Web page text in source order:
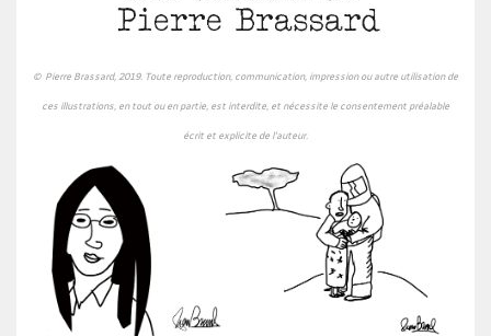
© Pierre Brassard, 2019. Toute reproduction, communication, impression ou autre utilisation de
ces illustrations, en tout ou en partie, est interdite, et nécessite le consentement préalable
écrit et explicite de l'auteur.